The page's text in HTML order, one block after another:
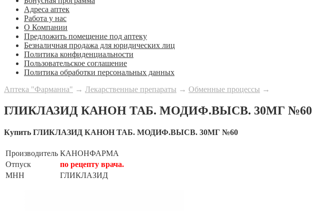
Адреса аптек
Работа у нас
О Компании
Предложить помещение под аптеку
Безналичная продажа для юридических лиц
Политика конфиденциальности
Пользовательское соглашение
Политика обработки персональных данных
Аптека "Фарманна" → Лекарственные препараты → Обменные процессы →
ГЛИКЛАЗИД КАНОН ТАБ. МОДИФ.ВЫСВ. 30МГ №60
Купить ГЛИКЛАЗИД КАНОН ТАБ. МОДИФ.ВЫСВ. 30МГ №60
Производитель КАНОНФАРМА
Отпуск
по рецепту врача.
МНН
ГЛИКЛАЗИД